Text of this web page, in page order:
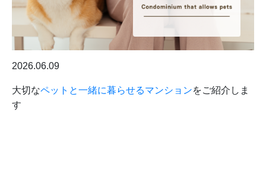
2026.06.09
大切なペットと一緒に暮らせるマンションをご紹介しま
す